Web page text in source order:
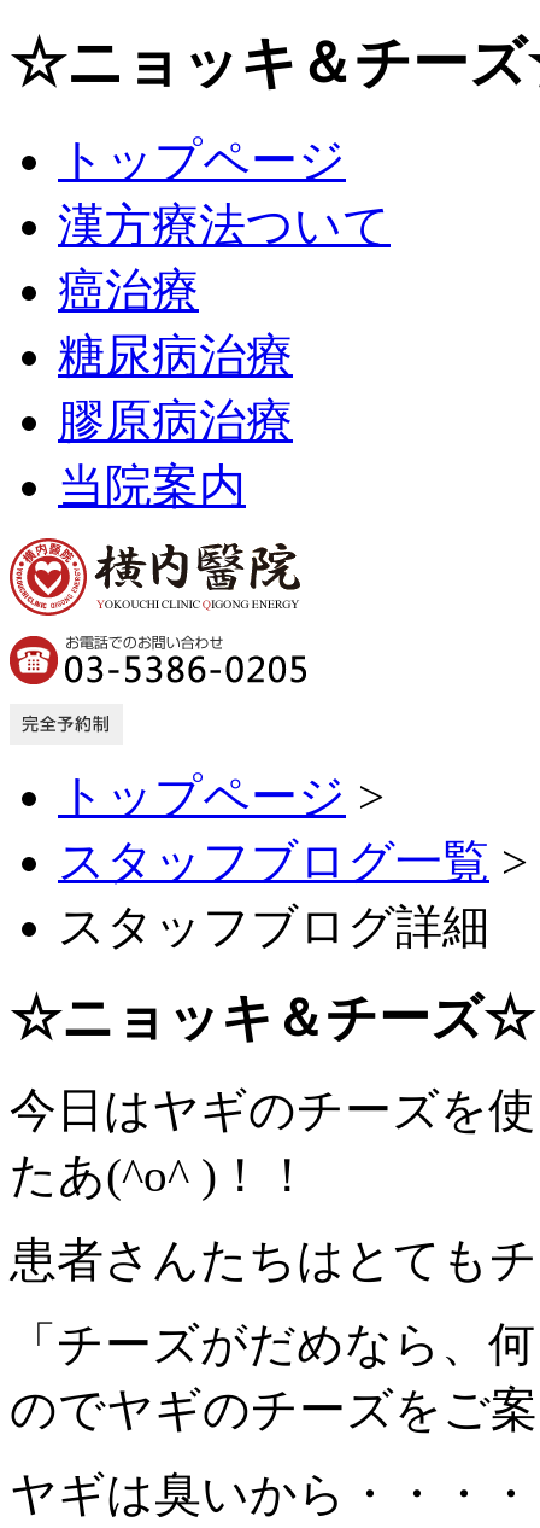
☆ニョッキ＆チー
トップページ
漢方療法ついて
癌治療
糖尿病治療
膠原病治療
当院案内
トップページ >
スタッフブログ一覧 >
スタッフブログ詳細
☆ニョッキ＆チーズ☆
今日はヤギのチーズを
たあ(^o^ )！！
患者さんたちはとても
「チーズがだめなら、
のでヤギのチーズをご
ヤギは臭いから・・・